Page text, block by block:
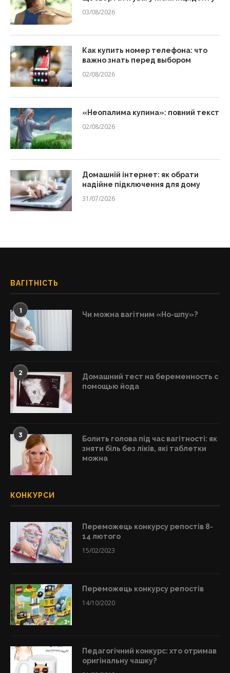
03/08/2026
Как купить номер телефона: что
важно знать перед выбором
02/08/2026
«Неопалима купина»: повний текст
02/08/2026
Домашній інтернет: як обрати
надійне підключення для дому
31/07/2026
ВАГІТНІСТЬ
1 Чи можна вагітним «Но-шпу»?
2
Домашний тест на беременность с
помощью йода
3
Болить голова під час вагітності: як
зняти біль без ліків, які таблетки
можна
КОНКУРСИ
Переможець конкурсу репостів 8-
14 лютого
15/02/2023
Переможець конкурсу репостів
14/10/2020
Педагогічний конкурс: хто отримав
оригінальну чашку?